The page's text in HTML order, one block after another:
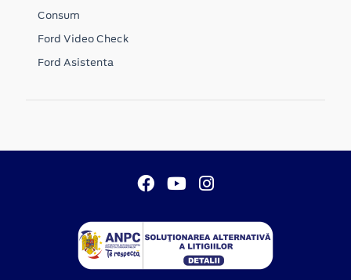
Consum
Ford Video Check
Ford Asistenta